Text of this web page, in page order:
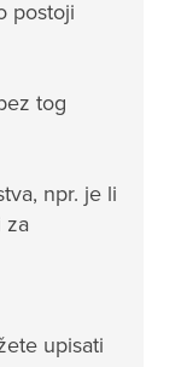
postoji
tog
npr. je li
za
upisati